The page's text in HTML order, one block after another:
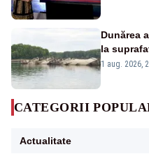
Dunărea
la
război
1 aug. 2026,
CATEGORII
Actualitate